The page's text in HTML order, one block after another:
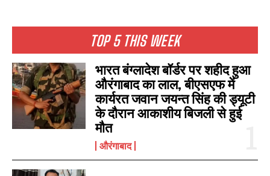
TOP 5 THIS WEEK
भारत बंग्लादेश बॉर्डर पर शहीद हुआ
औरंगाबाद का लाल, बीएसएफ में
कार्यरत जवान जयन्त सिंह की ड्यूटी
के दौरान आकाशीय बिजली से हुई
मौत
औरंगाबाद